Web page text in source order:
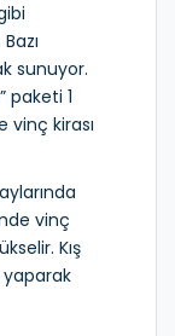
sunuyor.
paketi 1
vinç kirası
vinç
Kış
yaparak